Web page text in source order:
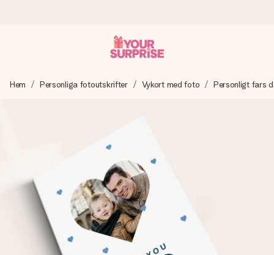
Vi skapar din gåva med omsorg och skickar den blixtsnabbt
4,6 (baserat på +15 000 recensioner)
Våra gåvor inspirerar. Kunder ger oss 4,6 på Google
Reviews.
Gratis hälsning
Hem Personliga fotoutskrifter Vykort med foto Personligt fars